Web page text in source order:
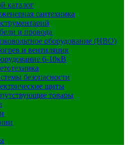
каталог
сантехника
и провода
оборудование (НВО)
и вентиляция
6-10кВ
безопасности
щиты
товары